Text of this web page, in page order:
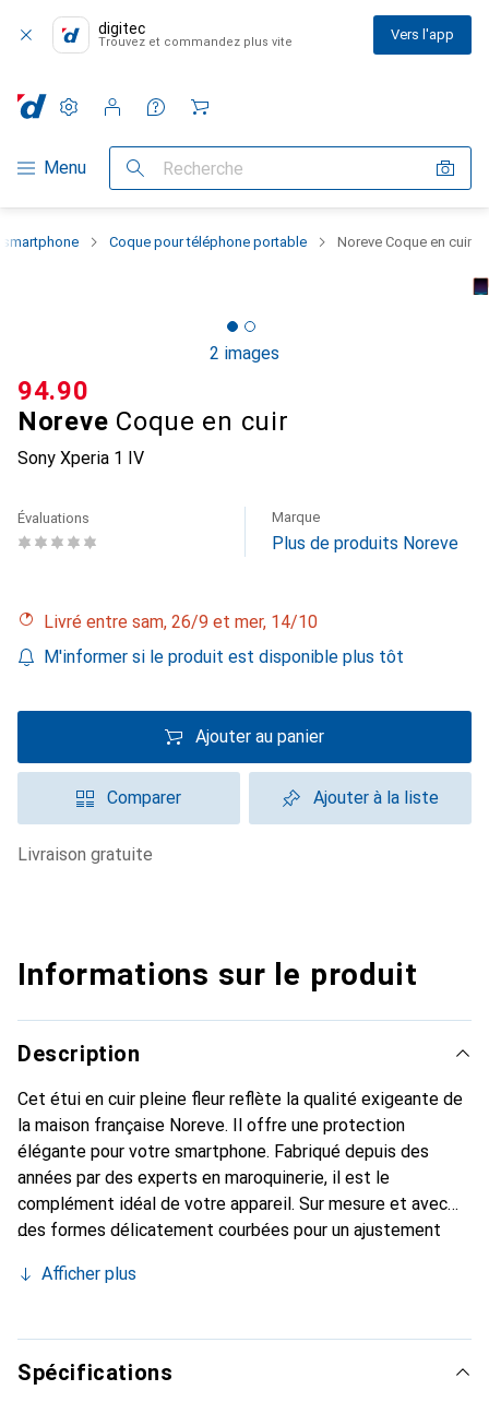
digitec
Trouvez et commandez plus vite Vers l'app
Navigation par catégorie
Menu Recherche
Paramètres
Compte client
Listes de comparaison
Listes d'envies
Panier
Coque pour téléphone portable Noreve Coque en cuir
2 images
Noreve Coque en cuir
Sony Xperia 1 IV
CHF
94.90
Évaluations Marque
Plus de produits Noreve
Livré entre sam, 26/9 et mer, 14/10
M'informer si le produit est disponible plus tôt
Ajouter au panier
Comparer Ajouter à la liste
livraison gratuite
Informations sur le produit
Description
Cet étui en cuir pleine fleur reflète la qualité exigeante de
la maison française Noreve. Il offre une protection
élégante pour votre smartphone. Fabriqué depuis des
années par des experts en maroquinerie, il est le
complément idéal de votre appareil. Sur mesure et avec
des formes délicatement courbées pour un ajustement
smartphone. La marque Noreve est reconnue
reste toujours un excellent choix pour le client exigeant.
Afficher plus
Spécifications